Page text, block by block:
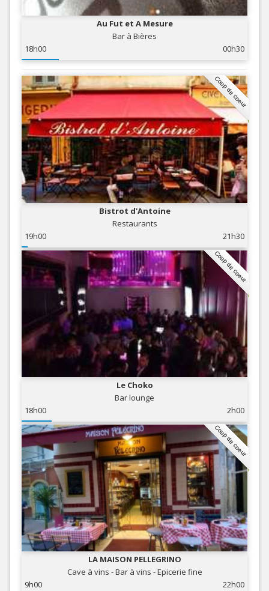
Au Fut et A Mesure
Bar à Bières
18h00
00h30
Coup de coeur
Bistrot d'Antoine
Restaurants
19h00
21h30
Coup de coeur
Le Choko
Bar lounge
18h00
2h00
Coup de coeur
LA MAISON PELLEGRINO
Cave à vins - Bar à vins - Epicerie fine
9h00
22h00